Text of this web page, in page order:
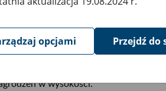
2018 r. do 31 sierpnia 2018 r.,
2018 r. do 31 grudnia 2018 r.;
stanowi sumę kwot przychodu
w wysokości:
opcjami Przejdź do